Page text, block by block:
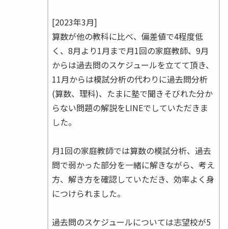
[2023年3月]
算数が他の教科に比べ、偏差値で4程度低
く、8月より1月まで月1回の家庭教師、9月
からは過去問のスケジュールを立てて頂き、
11月からは模試分析の代わりに過去問分析
(算数、理科)、たまに塾で聞きそびれた分か
らない問題の解説をLINEでしていただきま
した。
月1回の家庭教師では算数の模試分析、過去
問で弱かった部分を一緒に解きながら、考え
方、解き方を確認していただき、効率よく身
につけられました。
過去問のスケジュールについては志望校が5